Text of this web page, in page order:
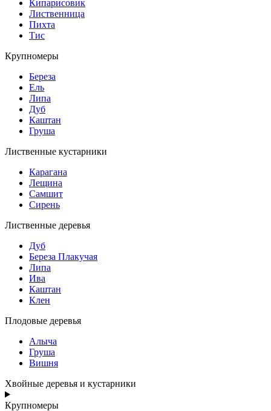
Кипарисовик
Лиственница
Пихта
Тис
Крупномеры
Береза
Ель
Липа
Дуб
Каштан
Груша
Лиственные кустарники
Карагана
Лещина
Самшит
Сирень
Лиственные деревья
Дуб
Береза Плакучая
Липа
Ива
Каштан
Клен
Плодовые деревья
Алыча
Груша
Вишня
Хвойные деревья и кустарники
Крупномеры